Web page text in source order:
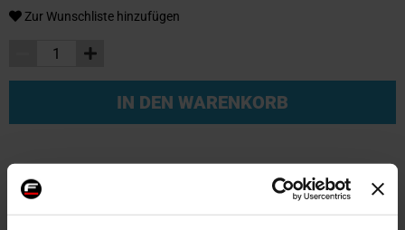
Zur Wunschliste hinzufügen
IN DEN WARENKORB
Weitere Informationen